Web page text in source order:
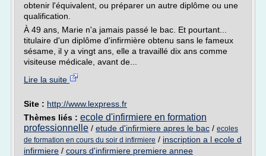
obtenir l'équivalent, ou préparer un autre diplôme ou une
qualification.
À 49 ans, Marie n'a jamais passé le bac. Et pourtant...
titulaire d'un diplôme d'infirmière obtenu sans le fameux
sésame, il y a vingt ans, elle a travaillé dix ans comme
visiteuse médicale, avant de...
Lire la suite
Site : http://www.lexpress.fr
Thèmes liés : ecole d'infirmiere en formation
professionnelle / etude d'infirmiere apres le bac / ecoles
de formation en cours du soir d infirmiere / inscription a l ecole d
infirmiere / cours d'infirmiere premiere annee